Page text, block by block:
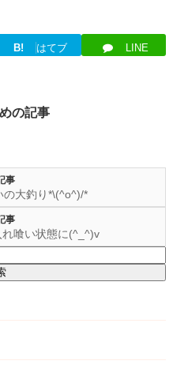
B! はてブ LINE
の記事
事
の大釣り*\(^o^)/*
事
喰い状態に(^_^)v